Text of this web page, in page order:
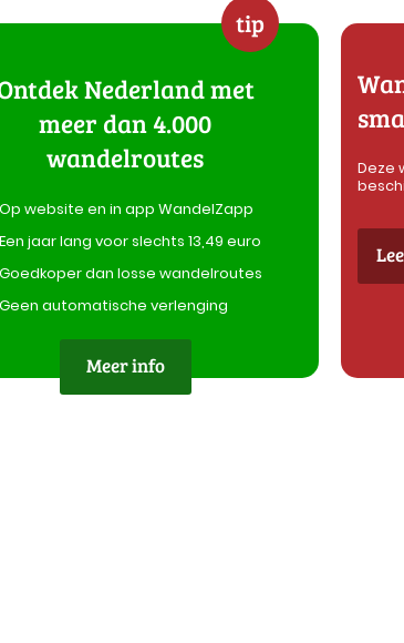
tip
Nederland met
meer dan 4.000
wandelroutes
Op website en in app WandelZapp
Een jaar lang voor slechts 13,49 euro
Goedkoper dan losse wandelroutes
Geen automatische verlenging
Meer info
Deze